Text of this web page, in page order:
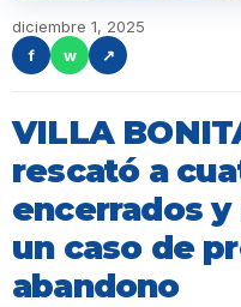
diciembre 1, 2025
f
w ↗
VILLA
rescató a
encerrados
un caso de
abandono